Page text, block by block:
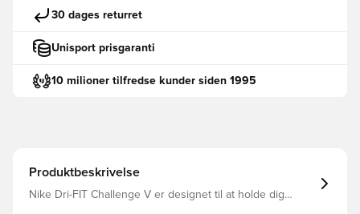
30 dages returret
Unisport prisgaranti
10 milioner tilfredse kunder siden 1995
Produktbeskrivelse
Nike Dri-FIT Challenge V er designet til at holde dig